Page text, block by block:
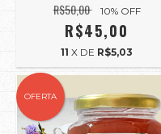
R$50,00 10% OFF
R$45,00
11 X DE R$5,03
OFERTA